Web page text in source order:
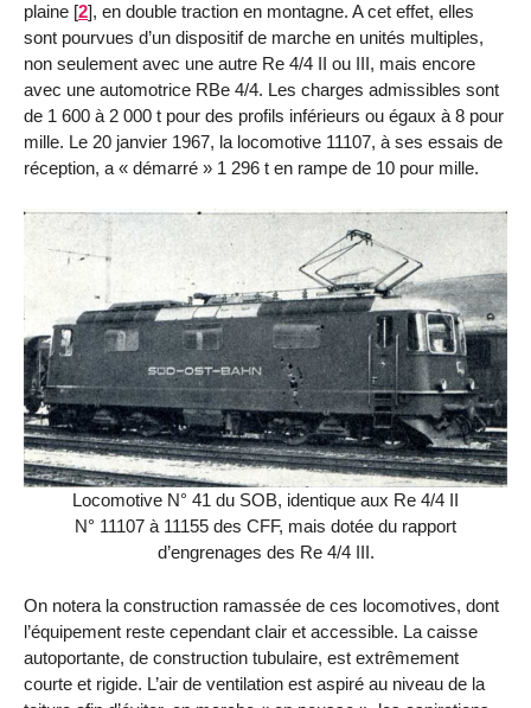
plaine [2], en double traction en montagne. A cet effet, elles
sont pourvues d’un dispositif de marche en unités multiples,
non seulement avec une autre Re 4/4 II ou III, mais encore
avec une automotrice RBe 4/4. Les charges admissibles sont
de 1 600 à 2 000 t pour des profils inférieurs ou égaux à 8 pour
mille. Le 20 janvier 1967, la locomotive 11107, à ses essais de
réception, a « démarré » 1 296 t en rampe de 10 pour mille.
Locomotive N° 41 du SOB, identique aux Re 4/4 II
N° 11107 à 11155 des CFF, mais dotée du rapport
d’engrenages des Re 4/4 III.
On notera la construction ramassée de ces locomotives, dont
l’équipement reste cependant clair et accessible. La caisse
autoportante, de construction tubulaire, est extrêmement
courte et rigide. L’air de ventilation est aspiré au niveau de la